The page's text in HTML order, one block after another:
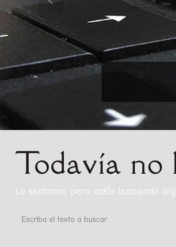
Anterior
Todavía no
Lo sentimos, pero estás buscando